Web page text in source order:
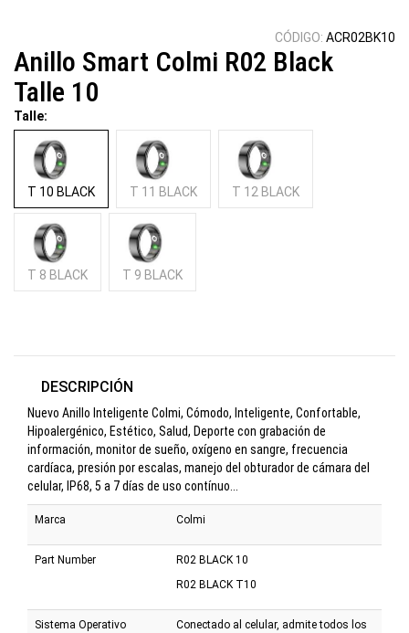
CÓDIGO: ACR02BK10
Anillo Smart Colmi R02 Black
Talle 10
Talle:
T 10 BLACK T 11 BLACK T 12 BLACK
T 8 BLACK T 9 BLACK
DESCRIPCIÓN
Nuevo Anillo Inteligente Colmi, Cómodo, Inteligente, Confortable,
Hipoalergénico, Estético, Salud, Deporte con grabación de
información, monitor de sueño, oxígeno en sangre, frecuencia
cardíaca, presión por escalas, manejo del obturador de cámara del
celular, IP68, 5 a 7 días de uso contínuo...
Marca Colmi
Part Number
R02 BLACK 10
R02 BLACK T10
Sistema Operativo
Conectado al celular, admite todos los